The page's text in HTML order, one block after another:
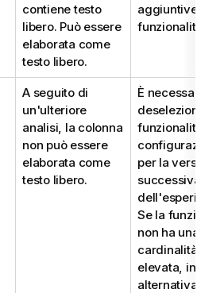
contiene testo
libero. Può essere
elaborata come
testo libero.
aggiuntive per
funzionalità.
A seguito di
un'ulteriore
analisi, la colonna
non può essere
elaborata come
testo libero.
È necessario
deselezionare
funzionalità
configurazione
per la versione
successiva
Se la
non ha una
cardinalità
elevata, in
alternativa è